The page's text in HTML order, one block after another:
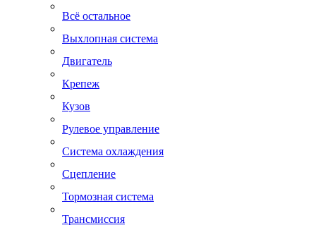
Всё остальное
Выхлопная система
Двигатель
Крепеж
Кузов
Рулевое управление
Система охлаждения
Сцепление
Тормозная система
Трансмиссия